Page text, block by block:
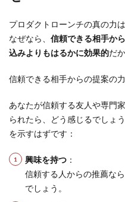
プロダクトローンチの真の力
なぜなら、 信頼できる相手か
込みよりもはるかに効果的だ
信頼できる相手からの提案の力
あなたが信頼する友人や専門
られたら、どう感じるでしょ
を示すはずです：
興味を持つ ：
信頼する人からの推薦な
でしょう。